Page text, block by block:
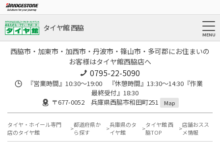
タイヤ館 西脇
西脇市・加東市・加西市・丹波市・篠山市・多可郡にお住まいの
お客様はタイヤ館西脇店へ
0795-22-5090
『営業時間』10:30～19:00 『休憩時間』13:30～14:30『作業
最終受付』18:30
〒677-0052 兵庫県西脇市和田町251
Map
タイヤ・ホイール専門
店のタイヤ館
都道府県か
ら探す
兵庫県のタ
イヤ館
タイヤ館 西
脇TOP
店舗おスス
メ情報